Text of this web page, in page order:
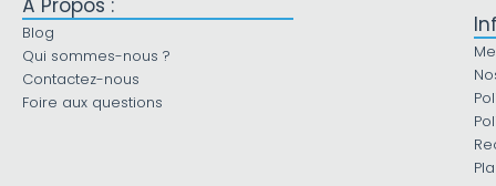
À Propos :
Blog
Qui sommes-nous ?
Contactez-nous
Foire aux questions